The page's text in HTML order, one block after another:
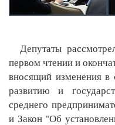
Депутаты
первом чтении и
вносящий изменения в
развитию и
среднего
и Закон "Об